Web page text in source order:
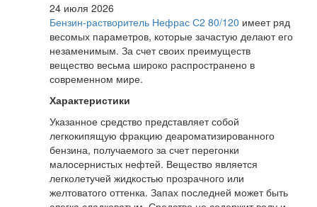
24 июля 2026
Бензин-растворитель Нефрас С2 80/120 имеет ряд
весомых параметров, которые зачастую делают его
незаменимым. За счет своих преимуществ
вещество весьма широко распространено в
современном мире.
Характеристики
Указанное средство представляет собой
легкокипящую фракцию деароматизированного
бензина, получаемого за счет перегонки
малосернистых нефтей. Вещество является
легколетучей жидкостью прозрачного или
желтоватого оттенка. Запах последней может быть